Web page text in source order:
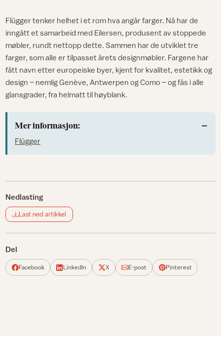
Flügger tenker helhet i et rom hva angår farger. Nå har de
inngått et samarbeid med Eilersen, produsent av stoppede
møbler, rundt nettopp dette. Sammen har de utviklet tre
farger, som alle er tilpasset årets designmøbler. Fargene har
fått navn etter europeiske byer, kjent for kvalitet, estetikk og
design – nemlig Genève, Antwerpen og Como – og fås i alle
glansgrader, fra helmatt til høyblank.
Mer informasjon:
Flügger
Nedlasting
Last ned artikkel
Del
Facebook LinkedIn X E-post Pinterest